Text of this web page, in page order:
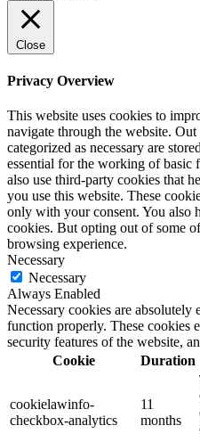
Close
Privacy Overview
This website uses cookies to
navigate through the website.
categorized as necessary are
essential for the working of basic
also use third-party cookies that
you use this website. These
only with your consent. You also
cookies. But opting out of some
browsing experience.
Necessary
Necessary
Always Enabled
Necessary cookies are absolutely
function properly. These cookies
security features of the website,
Cookie
Duration
cookielawinfo-
checkbox-analytics
11
months